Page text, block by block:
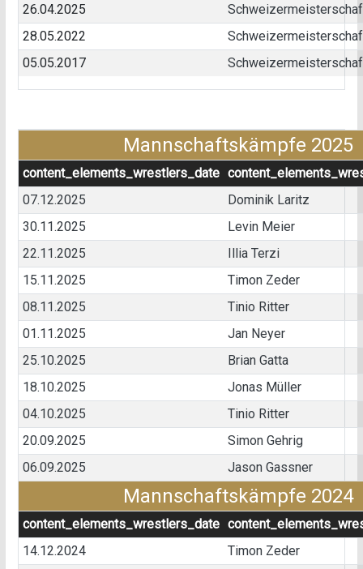
26.04.2025
28.05.2022
05.05.2017
Mannschaftskämpfe 2025
content_elements_wrestlers_date
07.12.2025
Dominik Laritz
30.11.2025
Levin Meier
22.11.2025
Illia Terzi
15.11.2025
Timon Zeder
08.11.2025
Tinio Ritter
01.11.2025
Jan Neyer
25.10.2025
Brian Gatta
18.10.2025
Jonas Müller
04.10.2025
Tinio Ritter
20.09.2025
Simon Gehrig
06.09.2025
Jason Gassner
Mannschaftskämpfe 2024
content_elements_wrestlers_date
14.12.2024
Timon Zeder